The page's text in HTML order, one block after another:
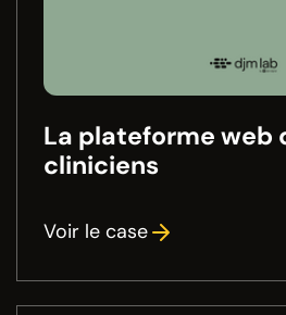
La plateforme web
cliniciens
Voir le case